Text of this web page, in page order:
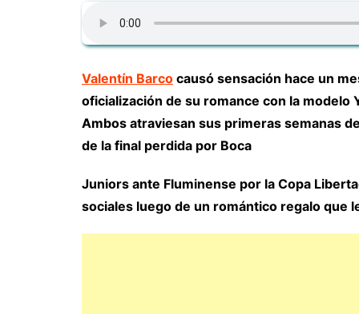
Valentín Barco causó sensación hace un
oficialización de su romance con la modelo
Ambos atraviesan sus primeras semanas
de la final perdida por Boca
Juniors ante Fluminense por la Copa
sociales luego de un romántico regalo que